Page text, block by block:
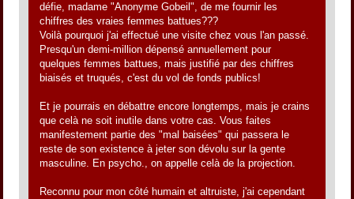
défie, madame "Anonyme Gobeil", de me fournir les
chiffres des vraies femmes battues???
Voilà pourquoi j'ai effectué une visite chez vous l'an passé.
Presqu'un demi-million dépensé annuellement pour
quelques femmes battues, mais justifié par des chiffres
biaisés et truqués, c'est du vol de fonds publics!
Et je pourrais en débattre encore longtemps, mais je crains
que celà ne soit inutile dans votre cas. Vous faites
manifestement partie des "mal baisées" qui passera le
reste de son existence à jeter son dévolu sur la gente
masculine. En psycho., on appelle celà de la projection.
Reconnu pour mon côté humain et altruiste, j'ai cependant